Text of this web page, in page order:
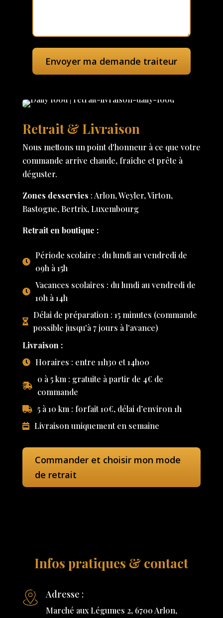
Retrait & Livraison
Nous mettons un point d'honneur à ce que votre
commande arrive chaude, fraîche et prête à
déguster.
Zones desservies : Arlon, Weyler, Virton,
Bastogne, Bertrix, Luxembourg
Retrait en boutique :
Période scolaire : du lundi au vendredi de
09h à 15h
Vacances scolaires : du lundi au vendredi de
10h à 14h
Délai de préparation : 15 minutes (commande
possible jusqu'à 7 jours à l'avance)
Livraison :
Horaires : entre 11h30 et 14h00
0 à 5 km : gratuite à partir de 4€ de
commande
5 à 10 km : forfait 10€, délai d’environ 1h
Livraison uniquement en semaine
Commander et choisir mon mode
de retrait
Infos pratiques & contact
Adresse :
Marché aux Légumes 2, 6700 Arlon,